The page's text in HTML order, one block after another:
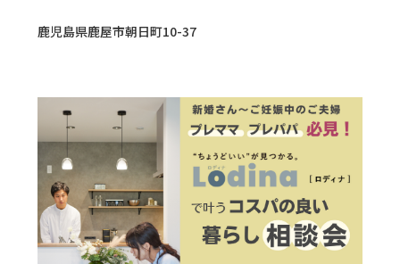
鹿児島県鹿屋市朝日町10-37